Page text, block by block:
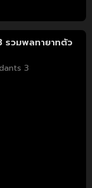
รวมพลทายาทตัว
3